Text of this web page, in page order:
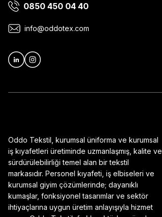
Ürün bilgilerinde hatalar bulunuyor.
0850 450 04 40
info@oddotex.com
Oddo Tekstil, kurumsal üniforma ve kurumsal
iş kıyafetleri üretiminde uzmanlaşmış, kalite ve
sürdürülebilirliği temel alan bir tekstil
markasıdır. Personel kıyafeti, iş elbiseleri ve
kurumsal giyim çözümlerinde; dayanıklı
kumaşlar, fonksiyonel tasarımlar ve sektör
ihtiyaçlarına uygun üretim anlayışıyla hizmet